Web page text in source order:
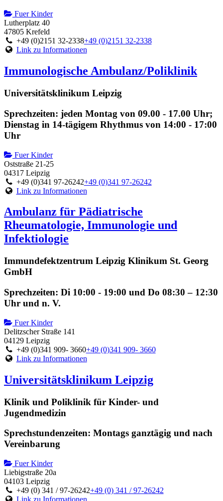
Fuer Kinder
Lutherplatz 40
47805 Krefeld
+49 (0)2151 32-2338+49 (0)2151 32-2338
Link zu Informationen
Immunologische Ambulanz/Poliklinik
Universitätsklinikum Leipzig
Sprechzeiten: jeden Montag von 09.00 - 17.00 Uhr;
Dienstag in 14-tägigem Rhythmus von 14:00 - 17:00
Uhr
Fuer Kinder
Oststraße 21-25
04317 Leipzig
+49 (0)341 97-26242+49 (0)341 97-26242
Link zu Informationen
Ambulanz für Pädiatrische
Rheumatologie, Immunologie und
Infektiologie
Immundefektzentrum Leipzig Klinikum St. Georg
GmbH
Sprechzeiten: Di 10:00 - 19:00 und Do 08:30 – 12:30
Uhr und n. V.
Fuer Kinder
Delitzscher Straße 141
04129 Leipzig
+49 (0)341 909- 3660+49 (0)341 909- 3660
Link zu Informationen
Universitätsklinikum Leipzig
Klinik und Poliklinik für Kinder- und
Jugendmedizin
Sprechstundenzeiten: Montags ganztägig und nach
Vereinbarung
Fuer Kinder
Liebigstraße 20a
04103 Leipzig
+49 (0) 341 / 97-26242+49 (0) 341 / 97-26242
Link zu Informationen